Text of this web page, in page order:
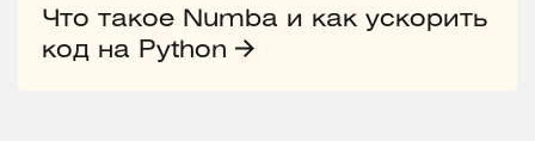
Что такое Numba и как ускорить
код на Python